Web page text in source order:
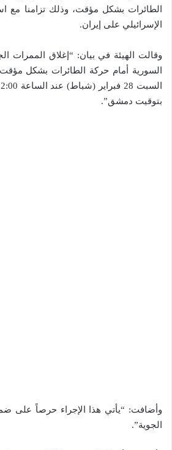
الطائرات بشكل مؤقت، وذلك تزامنا مع
الإسرائيلي على إيران.
وقالت الهيئة في بيان: “إغلاق الممرات
السورية أمام حركة الطائرات بشكل
بتوقيت دمشق”.
وأضافت: “يأتي هذا الإجراء حرصاً على
الجوية”.